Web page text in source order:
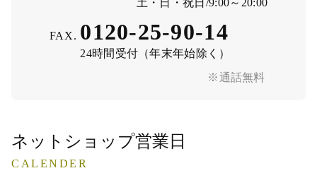
※通話無料
FAX. 0120-25-90-14
24時間受付（年末年始除く）
ネットショップ営業日
CALENDER